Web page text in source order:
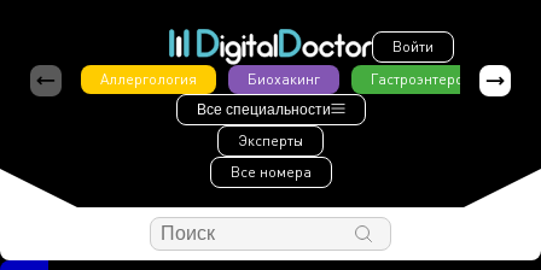
Войти
Аллергология
Биохакинг Гастроэнтерология
Все специальности
Эксперты
Все номера